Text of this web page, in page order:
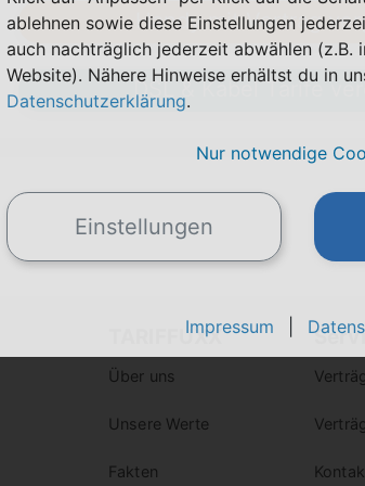
Handy mit Vertrag
DSL & Kabel Tarife
TARIFFUXX
Über uns
Unsere Werte
Fakten
ablehnen sowie diese Einstellungen
auch nachträglich jederzeit abwählen (z.B.
Website). Nähere Hinweise erhältst du in
Datenschutzerklärung.
Nur notwendige
Einstellungen
Impressum